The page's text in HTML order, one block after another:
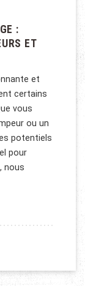
:
ET
et
certains
vous
ou un
potentiels
pour
nous
: COMMENT